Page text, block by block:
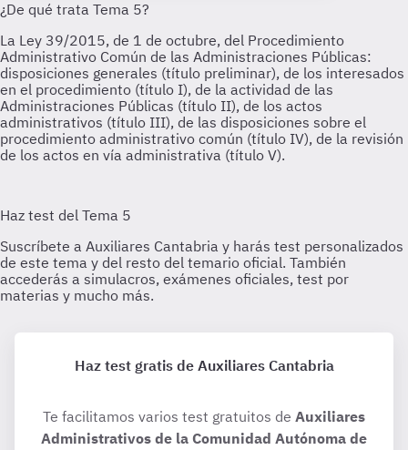
Haz test gratis de Auxiliares Cantabria
Te facilitamos varios test gratuitos de Auxiliares
Administrativos de la Comunidad Autónoma de